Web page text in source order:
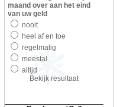
maand over aan het eind
van uw geld
nooit
heel af en toe
regelmatig
meestal
altijd
Bekijk resultaat